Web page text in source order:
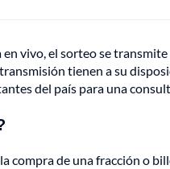
vivo, el sorteo se
tienen a su
del país para una
compra de una fracción o